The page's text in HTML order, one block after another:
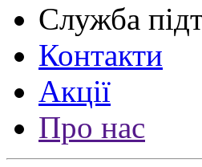
Служба
Контакти
Акції
Про нас